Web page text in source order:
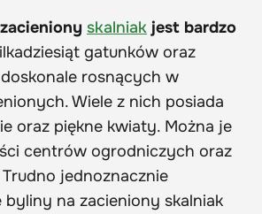
skalniak jest bardzo
gatunków oraz
rosnących w
Wiele z nich posiada
oraz piękne kwiaty. Można je
centrów ogrodniczych oraz
jednoznacznie
na zacieniony skalniak